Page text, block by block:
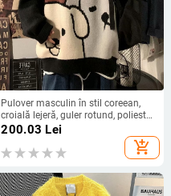
Pulover masculin în stil coreean,
croială lejeră, guler rotund, poliester
respirabil, motiv ursuleț
200.03 Lei
add_shopping_cart